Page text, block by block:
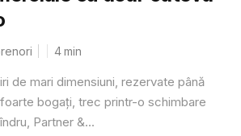
4min
de mari dimensiuni, rezervate până
bogați, trec printr-o schimbare
Partner &...